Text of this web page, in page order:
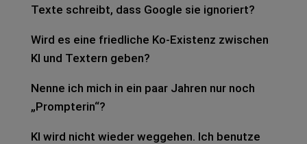
Texte schreibt, dass Goog­le sie igno­riert?
Wird es eine fried­li­che Ko-Exis­tenz zwi­schen
KI und Tex­tern geben?
Nenne ich mich in ein paar Jah­ren nur noch
„Promp­te­rin“?
KI wird nicht wie­der weg­ge­hen. Ich benut­ze